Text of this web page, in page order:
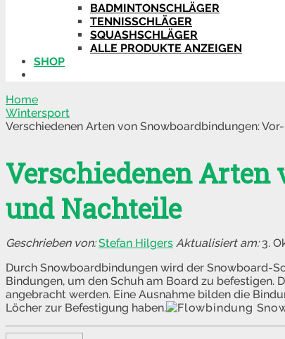
BADMINTONSCHLÄGER
TENNISSCHLÄGER
SQUASHSCHLÄGER
ALLE PRODUKTE ANZEIGEN
SHOP
Home
Wintersport
Verschiedenen Arten von Snowboardbindungen:
Verschiedenen Arten
und Nachteile
Stefan Hilgers
3.
Durch Snowboardbindungen wird der Snowboard-
Bindungen, um den Schuh am Board zu
angebracht werden. Eine Ausnahme bilden die
Löcher zur Befestigung haben.